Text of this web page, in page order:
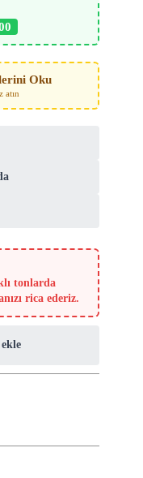
Oku
atın
tonlarda
rica ederiz.